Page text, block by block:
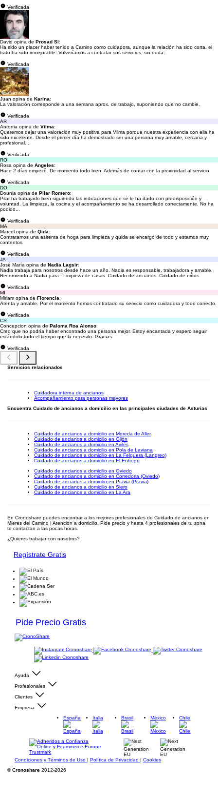
Verificada
David opina de Prosad Sl:
Ha sido un placer haber tenido a Camino como cuidadora, aunque la relación ha sido corta, el
trato ha sido inmejorable. Volveríamos a contratar sus servicios, sin duda.
Verificada
Juan opina de Karina:
La valoración corresponde a una semana aprox. de trabajo, suponiendo que no cambie.
Verificada
AR
Antonia opina de Vilma:
Queremos dejar una valoración muy positiva para Vilma porque nuestra experiencia con ella ha
sido excelente. Desde el primer día ha demostrado ser una persona muy amable, cercana y
profesional....
Verificada
RO
Rosa opina de Angeles:
Hace 2 días empezó. De momento todo bien. Además de contar con la proximidad al servicio.
Verificada
DO
Dounia opina de Pilar Romero:
Pilar ha trabajado bien siguiendo las indicaciones que se le ha dado con predisposición y
voluntad. La limpieza, la cocina y el acompañamiento se ha desarrollado correctamente. No ha
podido...
Verificada
MA
Marcel opina de Qida:
Contratamos una asitenta de hoga para limpieza y quida se encargó de todo y estamos muy
contentos
Verificada
JA
José María opina de Nadia Lagsir:
Nadia trabaja para nosotros desde hace un año. Nadia es responsable, trabajadora y amable.
Recomiendo a Nadia para: -Limpieza de casas -Cuidado de ancianos -Cuidado de niños
Verificada
MI
Miriam opina de Florencia:
Atenta y amable. Por el momento hemos contratado su servicio como cuidadora y todo correcto.
Verificada
CS
Concepcion opina de Paloma Roa Alonso:
Creo que no podría haber encontrado una persona mejor. Estoy encantada y espero seguir
estándolo todo el tiempo que la necesito. Gracias
Verificada
Servicios relacionados
Cuidadora interna de ancianos
Acompañamiento para personas mayores
Encuentra Cuidado de ancianos a domicilio en las principales ciudades de Asturias
Cuidado de ancianos a domicilio en Moreda de Aller
Cuidado de ancianos a domicilio en Gijón
Cuidado de ancianos a domicilio en Avilés
Cuidado de ancianos a domicilio en Pola de Laviana
Cuidado de ancianos a domicilio en La Felguera (Langreo)
Cuidado de ancianos a domicilio en El Entrego
Cuidado de ancianos a domicilio en Oviedo
Cuidado de ancianos a domicilio en Corredoria (Oviedo)
Cuidado de ancianos a domicilio en Pravia (Pravia)
Cuidado de ancianos a domicilio en Siero
Cuidado de ancianos a domicilio en La Ara
En Cronoshare puedes encontrar a los mejores profesionales de Cuidado de ancianos en
Mieres del Camino | Atención a domicilio. Pide precio y hasta 4 profesionales de tu zona
te contactan a las pocas horas.
¿Quieres trabajar con nosotros?
Regístrate Gratis
Pide Precio Gratis
Ayuda
Profesionales
Clientes
Empresa
España
Italia Brasil México Chile
Condiciones y Términos de Uso | Política de Privacidad | Cookies
©Cronoshare 2012-2026